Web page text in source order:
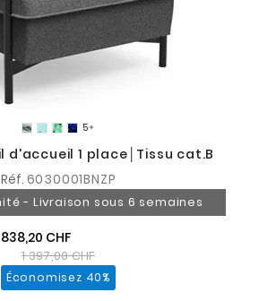
5
d'accueil 1 place│Tissu cat.B
Réf. 6030001BNZP
- Livraison sous 6 semaines
838,20 CHF
1 397,00 CHF
Économisez 40%